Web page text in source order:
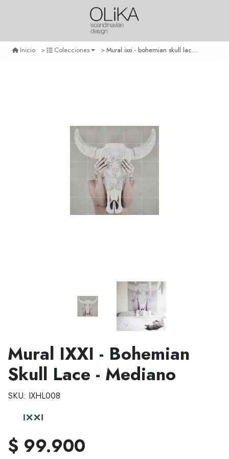
Inicio Colecciones Mural ixxi - bohemian skull lace - mediano
Mural IXXI - Bohemian
Skull Lace - Mediano
SKU: IXHL008
$ 99.900